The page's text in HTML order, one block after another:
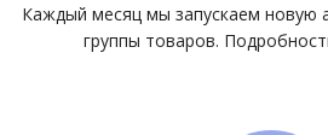
Каждый месяц мы запускаем новую
группы товаров.